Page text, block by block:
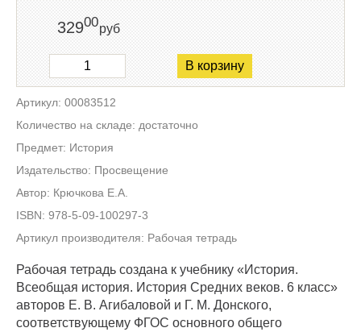
32900руб
В корзину
Артикул: 00083512
Количество на складе: достаточно
Предмет: История
Издательство: Просвещение
Автор: Крючкова Е.А.
ISBN: 978-5-09-100297-3
Артикул производителя: Рабочая тетрадь
Рабочая тетрадь создана к учебнику «История.
Всеобщая история. История Средних веков. 6 класс»
авторов Е. В. Агибаловой и Г. М. Донского,
соответствующему ФГОС основного общего